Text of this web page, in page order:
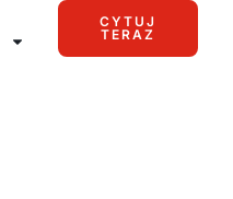
CYTUJ
TERAZ